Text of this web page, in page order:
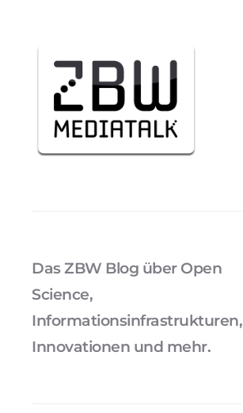
Das ZBW Blog über Open
Science,
Informationsinfrastrukturen,
Innovationen und mehr.